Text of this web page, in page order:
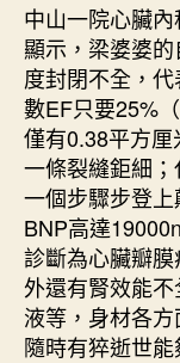
中山一院心臟
顯示，梁婆婆
度封閉不全，
數EF只要25%
僅有0.38平方
一條裂縫鉅細
一個步驟步登
BNP高達
診斷為心臟瓣
外還有腎效能
液等，身材各
隨時有猝逝世能